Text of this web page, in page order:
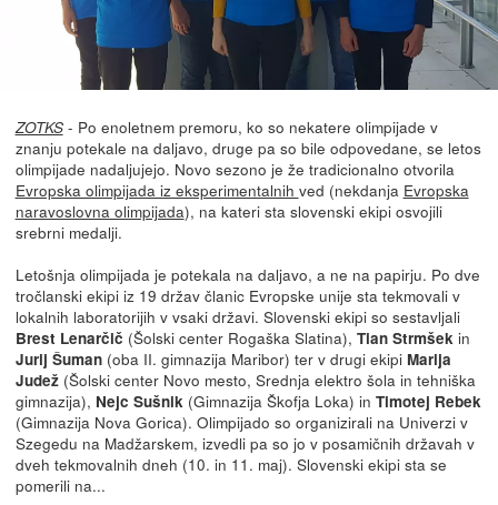
ZOTKS- Po enoletnem premoru, ko so nekatere olimpijade v
znanju potekale na daljavo, druge pa so bile odpovedane, se letos
olimpijade nadaljujejo. Novo sezono je že tradicionalno otvorila
Evropska olimpijada iz eksperimentalnih ved (nekdanja Evropska
naravoslovna olimpijada), na kateri sta slovenski ekipi osvojili
srebrni medalji.
Letošnja olimpijada je potekala na daljavo, a ne na papirju. Po dve
tročlanski ekipi iz 19 držav članic Evropske unije sta tekmovali v
lokalnih laboratorijih v vsaki državi. Slovenski ekipi so sestavljali
Brest Lenarčič (Šolski center Rogaška Slatina), Tian Strmšek in
Jurij Šuman(oba II. gimnazija Maribor) ter v drugi ekipi Marija
Judež(Šolski center Novo mesto, Srednja elektro šola in tehniška
gimnazija), Nejc Sušnik (Gimnazija Škofja Loka) in Timotej Rebek
(Gimnazija Nova Gorica). Olimpijado so organizirali na Univerzi v
Szegedu na Madžarskem, izvedli pa so jo v posamičnih državah v
dveh tekmovalnih dneh (10. in 11. maj). Slovenski ekipi sta se
pomerili na...